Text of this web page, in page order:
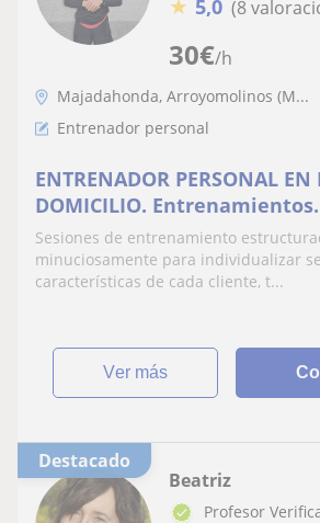
30€/h
5,0 (8
Majadahonda, Arroyomolinos (M...
Entrenador personal
ENTRENADOR PERSONAL
DOMICILIO. Entrenamientos
individualizados en base a
característica y exigencias
Sesiones de entrenamiento
minuciosamente para individualizar
características de cada cliente, t...
ver más
Destacado
Beatriz
Profesor